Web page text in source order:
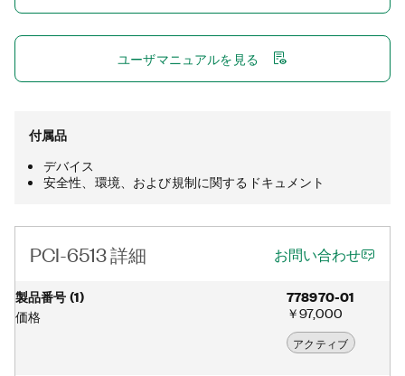
ユーザマニュアルを見る
付属品
デバイス
安全性、環境、および規制に関するドキュメント
PCI-6513 詳細 お問い合わせ
製品番号(1)
価格
778970-01
￥97,000
アクティブ